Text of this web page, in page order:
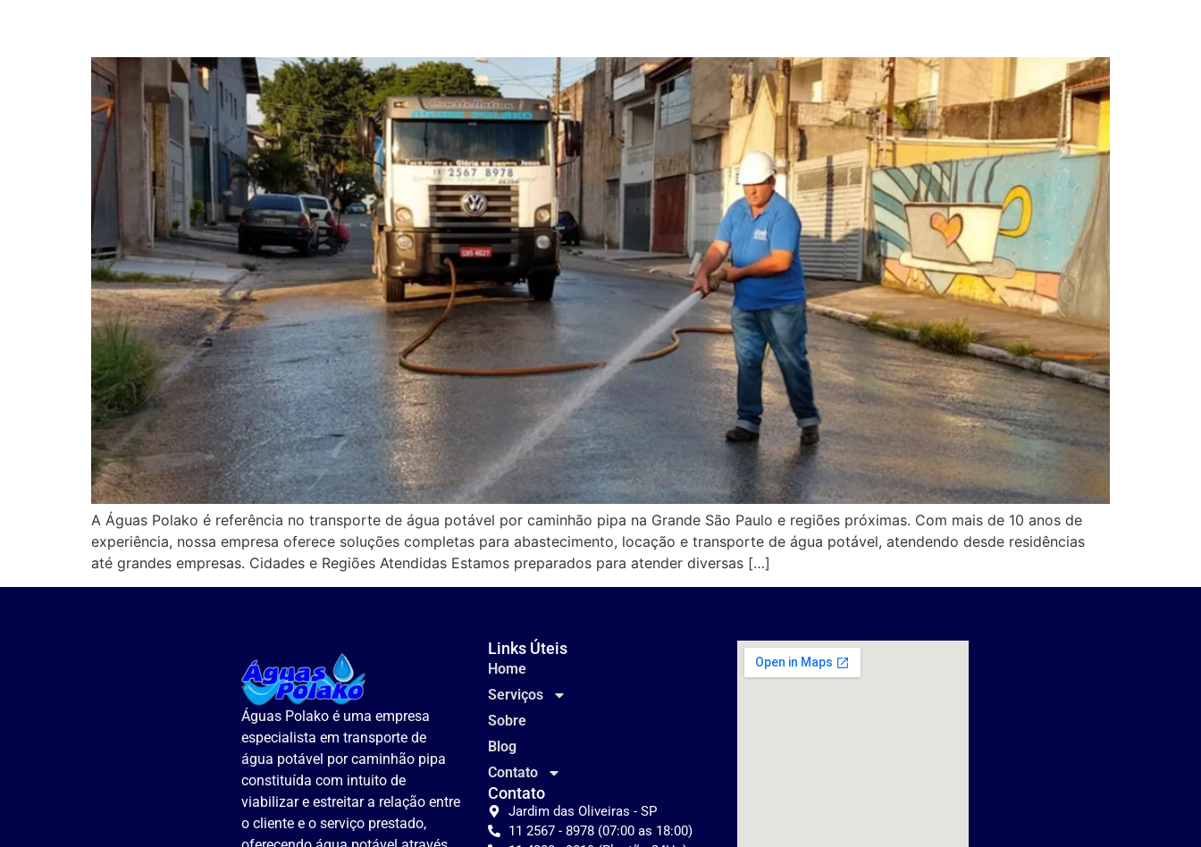
A Águas Polako é referência no transporte de água potável por caminhão pipa na Grande São Paulo e regiões próximas. Com mais de 10 anos de
experiência, nossa empresa oferece soluções completas para abastecimento, locação e transporte de água potável, atendendo desde residências
até grandes empresas. Cidades e Regiões Atendidas Estamos preparados para atender diversas […]
Águas Polako é uma empresa
especialista em transporte de
água potável por caminhão pipa
constituída com intuito de
viabilizar e estreitar a relação entre
o cliente e o serviço prestado,
Links Úteis
Home
Serviços
Sobre
Blog
Contato
Contato
Jardim das Oliveiras - SP
11 2567 - 8978 (07:00 as 18:00)